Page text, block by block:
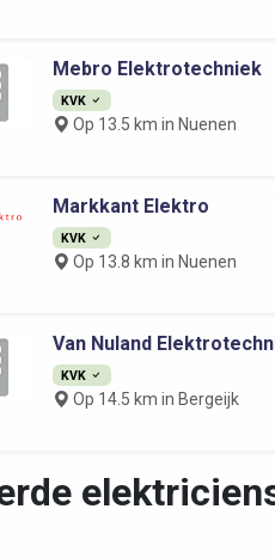
Mebro Elektrotechniek
KVK
Op 13.5 km in Nuenen
Markkant Elektro
KVK
Op 13.8 km in Nuenen
Van Nuland
KVK
Op 14.5 km in Bergeijk